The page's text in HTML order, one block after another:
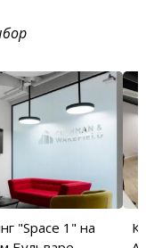
"Space 1" на